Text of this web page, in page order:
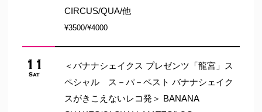
CIRCUS/QUA/他
¥3500/¥4000
11
Sat
＜バナナシェイクス プレゼンツ「龍宮」ス
ペシャル ス－パ－ベスト バナナシェイク
スがきこえないレコ発＞ BANANA